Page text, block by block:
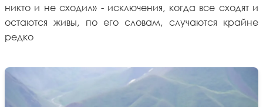
никто и не сходил» - исключения, когда все сходят и
остаются живы, по его словам, случаются крайне
редко